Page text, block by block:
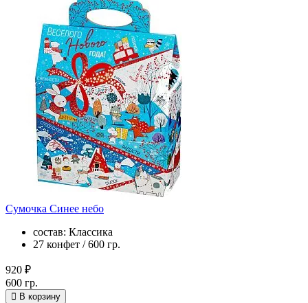
Сумочка Синее небо
состав: Классика
27 конфет / 600 гр.
920 ₽
600 гр.
В корзину